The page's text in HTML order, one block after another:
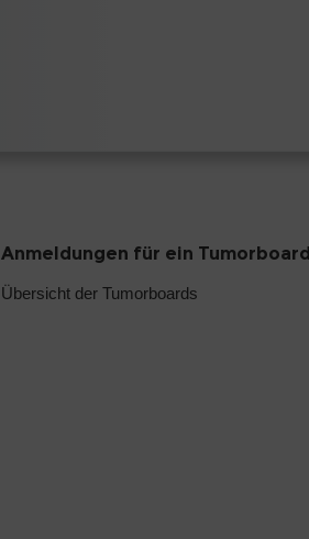
Anmeldungen für ein Tumorboard
Übersicht der Tumorboards